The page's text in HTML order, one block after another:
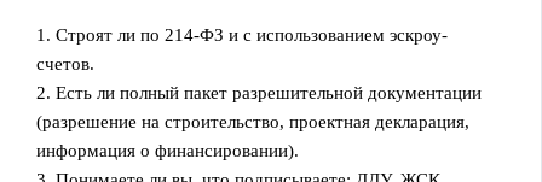
1. Строят ли по 214‑ФЗ и с использованием эскроу-
счетов.
2. Есть ли полный пакет разрешительной документации
(разрешение на строительство, проектная декларация,
информация о финансировании).